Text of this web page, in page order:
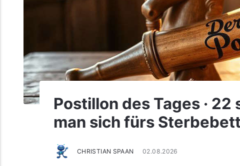
Postillon des Tages ·
man sich fürs
CHRISTIAN SPAAN 02.08.2026